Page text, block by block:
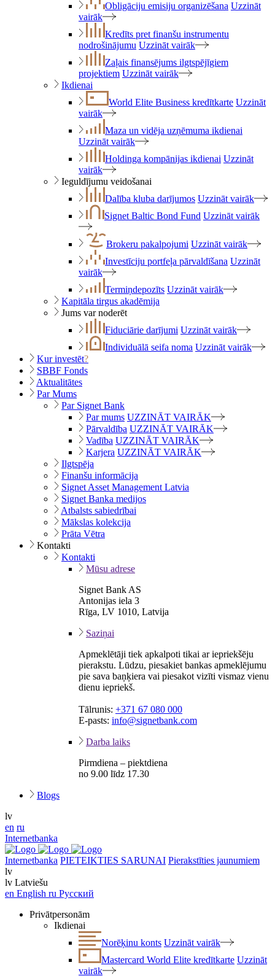
Obligāciju emisiju organizēšana Uzzināt
vairāk
Kredīts pret finanšu instrumentu
nodrošinājumu Uzzināt vairāk
Zaļais finansējums ilgtspējīgiem
projektiem Uzzināt vairāk
Ikdienai
World Elite Business kredītkarte Uzzināt
vairāk
Maza un vidēja uzņēmuma ikdienai
Uzzināt vairāk
Holdinga kompānijas ikdienai Uzzināt
vairāk
Ieguldījumu veidošanai
Dalība kluba darījumos Uzzināt vairāk
Signet Baltic Bond Fund Uzzināt vairāk
Brokeru pakalpojumi Uzzināt vairāk
Investīciju portfeļa pārvaldīšana Uzzināt
vairāk
Termiņdepozīts Uzzināt vairāk
Kapitāla tirgus akadēmija
Jums var noderēt
Fiduciārie darījumi Uzzināt vairāk
Individuālā seifa noma Uzzināt vairāk
Kur investēt?
SBBF Fonds
Aktualitātes
Par Mums
Par Signet Bank
Par mums UZZINĀT VAIRĀK
Pārvaldība UZZINĀT VAIRĀK
Vadība UZZINĀT VAIRĀK
Karjera UZZINĀT VAIRĀK
Ilgtspēja
Finanšu informācija
Signet Asset Management Latvia
Signet Banka medijos
Atbalsts sabiedrībai
Mākslas kolekcija
Prāta Vētra
Kontakti
Kontakti
Mūsu adrese
Signet Bank AS
Antonijas iela 3
Rīga, LV 1010, Latvija
Saziņai
Apmeklētāji tiek apkalpoti tikai ar iepriekšēju
pierakstu. Lūdzu, piesakiet bankas apmeklējumu
pie sava baņķiera vai piesakot vizīti vismaz vienu
dienu iepriekš.
Tālrunis: +371 67 080 000
E-pasts: info@signetbank.com
Darba laiks
Pirmdiena – piektdiena
no 9.00 līdz 17.30
Blogs
lv
en ru
Internetbanka
Internetbanka PIETEIKTIES SARUNAI Pierakstīties jaunumiem
lv
lv Latviešu
en English ru Русский
Privātpersonām
Ikdienai
Norēķinu konts Uzzināt vairāk
Mastercard World Elite kredītkarte Uzzināt
vairāk